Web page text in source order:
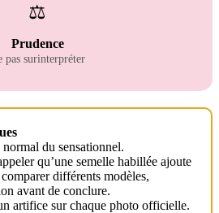
⚖️
Prudence
pas surinterpréter
du sensationnel.
qu’une semelle habillée ajoute
différents modèles,
avant de conclure.
artifice sur chaque photo officielle.